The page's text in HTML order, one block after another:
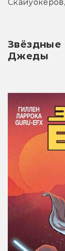
Джеды